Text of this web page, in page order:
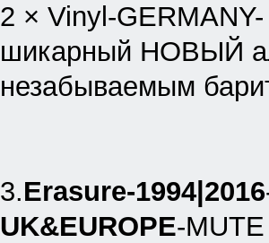
2 × Vinyl-
шикарный НОВЫЙ
незабываемым
3.Erasure-1994|2016
UK&EUROPE-